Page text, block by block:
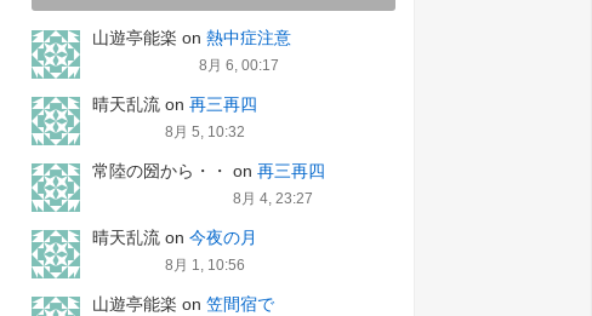
山遊亭能楽 on 熱中症注意
8月 6, 00:17
晴天乱流 on 再三再四
8月 5, 10:32
常陸の圀から・・ on 再三再四
8月 4, 23:27
晴天乱流 on 今夜の月
8月 1, 10:56
山遊亭能楽 on 笠間宿で